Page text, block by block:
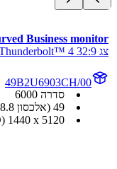
Monitor
צג נייד
00
סדרה 3000
16 ‏(אלכסון 15.6 אינץ' / 39.6 ס"מ)